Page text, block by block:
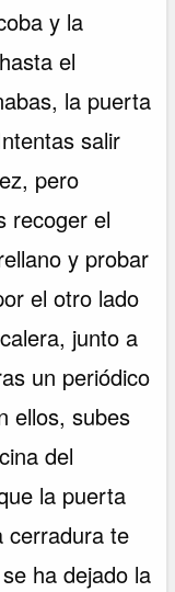
y la
el
la puerta
salir
pero
recoger el
y probar
el otro lado
junto a
un periódico
ellos, subes
del
la puerta
cerradura te
ha dejado la